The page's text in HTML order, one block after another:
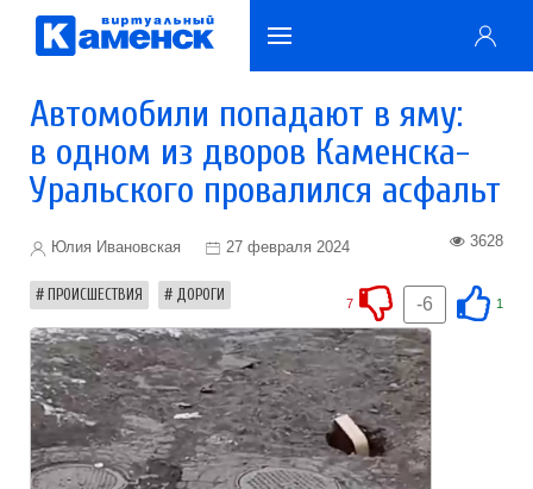
Автомобили попадают в яму:
в одном из дворов Каменска-
Уральского провалился асфальт
Юлия Ивановская 27 февраля 2024 3628
ПРОИСШЕСТВИЯ ДОРОГИ 1
-6
7